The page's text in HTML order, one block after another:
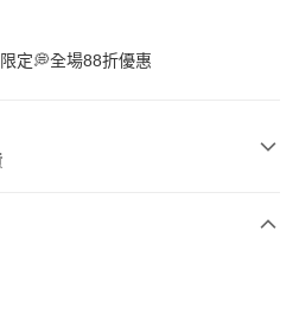
定💭全場88折優惠